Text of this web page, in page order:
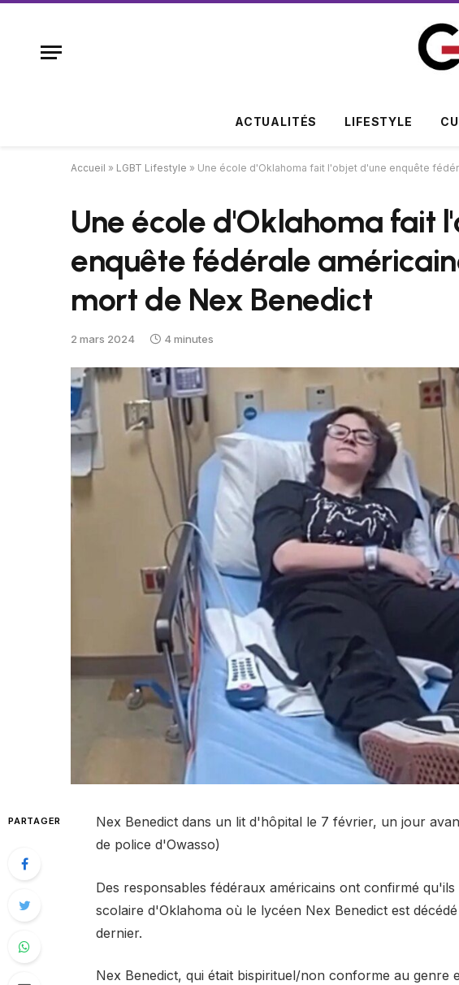
ACTUALITÉS LIFESTYLE
Accueil » LGBT Lifestyle » Une école d'Oklahoma fait l'objet d'une enquête
Une école d'Oklahoma fait
enquête fédérale
mort de Nex Benedict
2 mars 2024 4 minutes
PARTAGER
Nex Benedict dans un lit d'hôpital le 7 février, un jour
de police d'Owasso)
Des responsables fédéraux américains ont confirmé
scolaire d'Oklahoma où le lycéen Nex Benedict est
dernier.
Nex Benedict, qui était bispirituel/non conforme au genre